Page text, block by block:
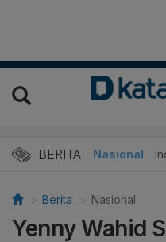
BERITA Nasional
Berita Nasional
Yenny Wahid